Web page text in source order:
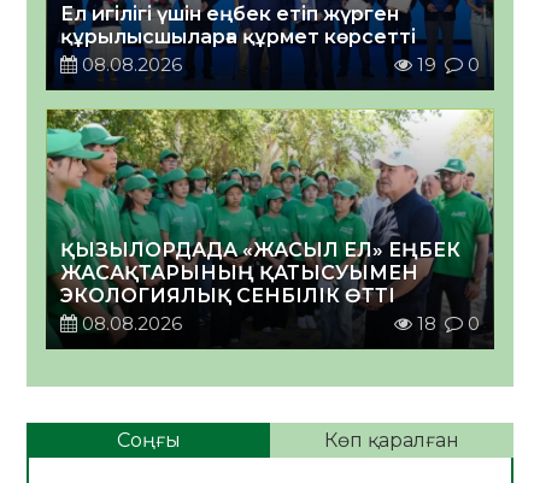
Ел игілігі үшін еңбек етіп жүрген
құрылысшыларға құрмет көрсетті
08.08.2026
19 0
ҚЫЗЫЛОРДАДА «ЖАСЫЛ ЕЛ» ЕҢБЕК
ЖАСАҚТАРЫНЫҢ ҚАТЫСУЫМЕН
ЭКОЛОГИЯЛЫҚ СЕНБІЛІК ӨТТІ
08.08.2026
18 0
Соңғы Көп қаралған